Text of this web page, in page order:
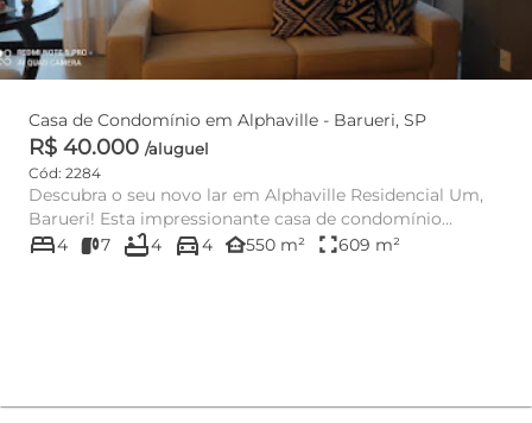
Casa de Condomínio em Alphaville - Barueri, SP
R$ 40.000 /aluguel
Cód: 2284
Descubra o seu novo lar em Alphaville Residencial Um,
Barueri! Esta impressionante casa de condomínio
oferece 550 m² de...
bed4 7 bathtub4 directions_car4 other_houses550 m² fullscreen609 m²